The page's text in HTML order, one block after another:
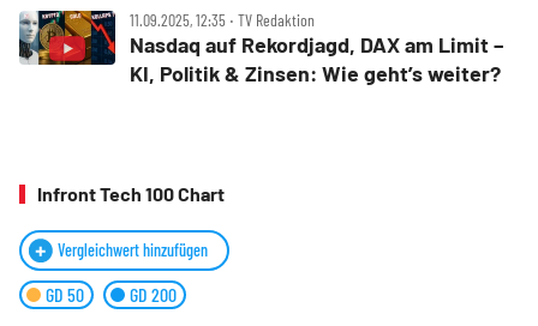
Pharmaceuticals, TeamViewer, Beyond
Meat
11.09.2025, 12:35 ‧ TV Redaktion
Nasdaq auf Rekordjagd, DAX am Limit –
KI, Politik & Zinsen: Wie geht’s weiter?
Infront Tech 100 Chart
Vergleichwert hinzufügen
GD 50 GD 200